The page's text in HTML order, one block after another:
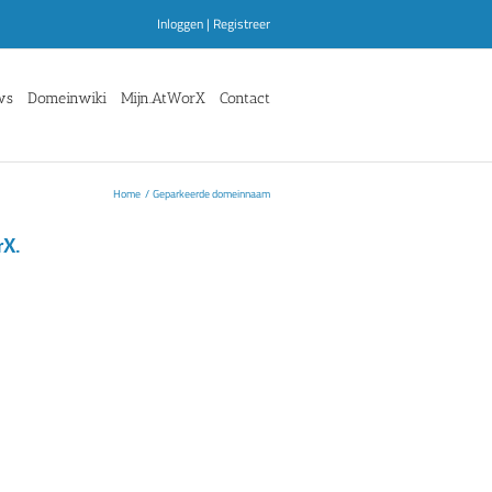
Inloggen | Registreer
Domeinwiki Mijn.AtWorX Contact
Home Geparkeerde domeinnaam